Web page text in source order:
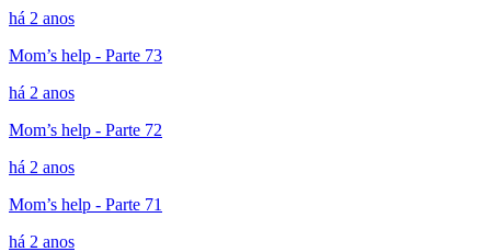
há 2 anos
Mom’s help - Parte 73
há 2 anos
Mom’s help - Parte 72
há 2 anos
Mom’s help - Parte 71
há 2 anos